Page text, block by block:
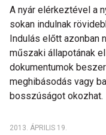
A nyár elérkeztével a
sokan indulnak
Indulás előtt azonban
műszaki állapotának
dokumentumok
meghibásodás vagy
bosszúságot okozhat.
2013. ÁPRILIS 19.